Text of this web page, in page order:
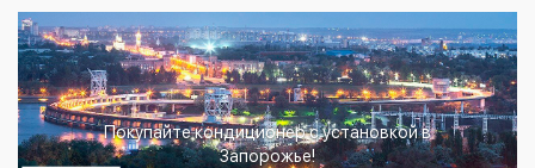
Покупайте кондиционер с установкой в
Запорожье!